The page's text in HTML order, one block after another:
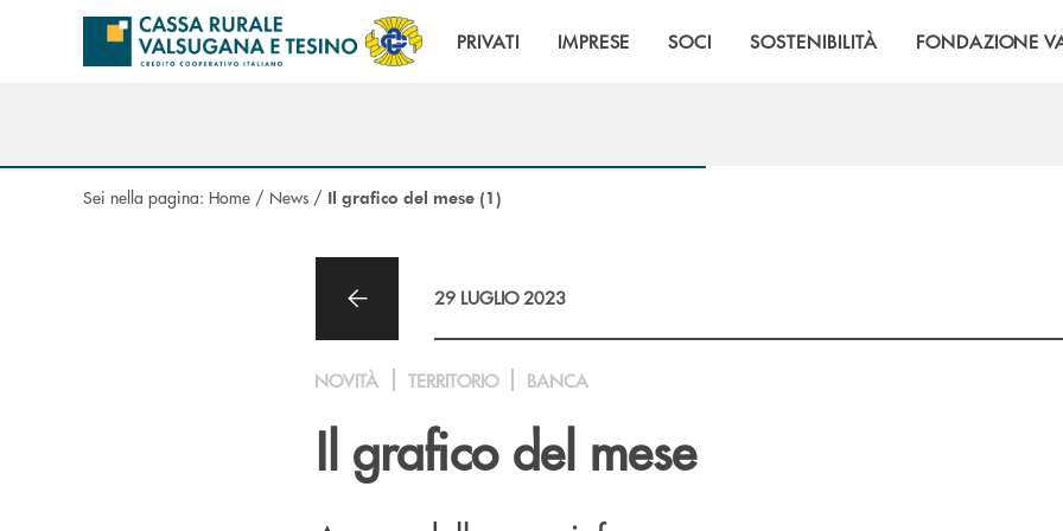
Salta al contenuto principale
PRIVATI IMPRESE SOCI SOSTENIBILITÀ FONDAZIONE
Sei nella pagina: Home / News / Il grafico del mese (1)
29 LUGLIO 2023
NOVITÀ TERRITORIO BANCA
Il grafico del mese